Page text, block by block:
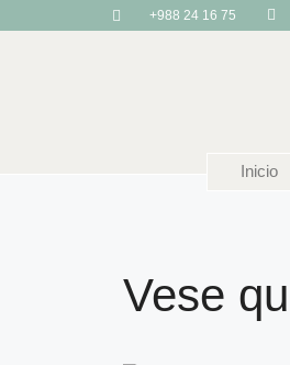
+988 24 16 75
Inicio
Vese